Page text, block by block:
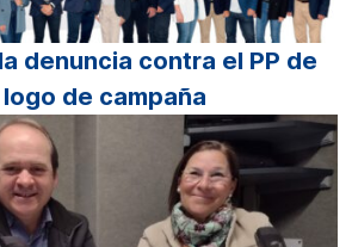
denuncia contra el PP de
de campaña